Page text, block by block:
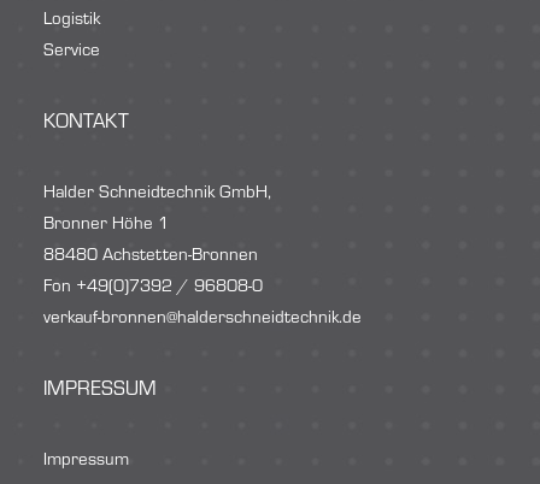
Logistik
Service
KONTAKT
Halder Schneidtechnik GmbH,
Bronner Höhe 1
88480 Achstetten-Bronnen
Fon +49(0)7392 / 96808-0
verkauf-bronnen@halderschneidtechnik.de
IMPRESSUM
Impressum